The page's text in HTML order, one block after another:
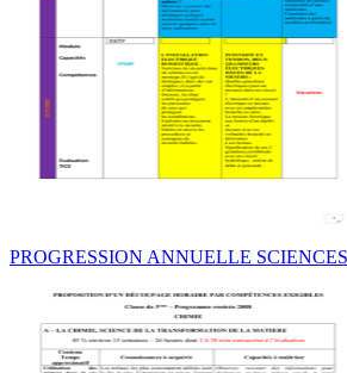
PROGRESSION ANNUELLE